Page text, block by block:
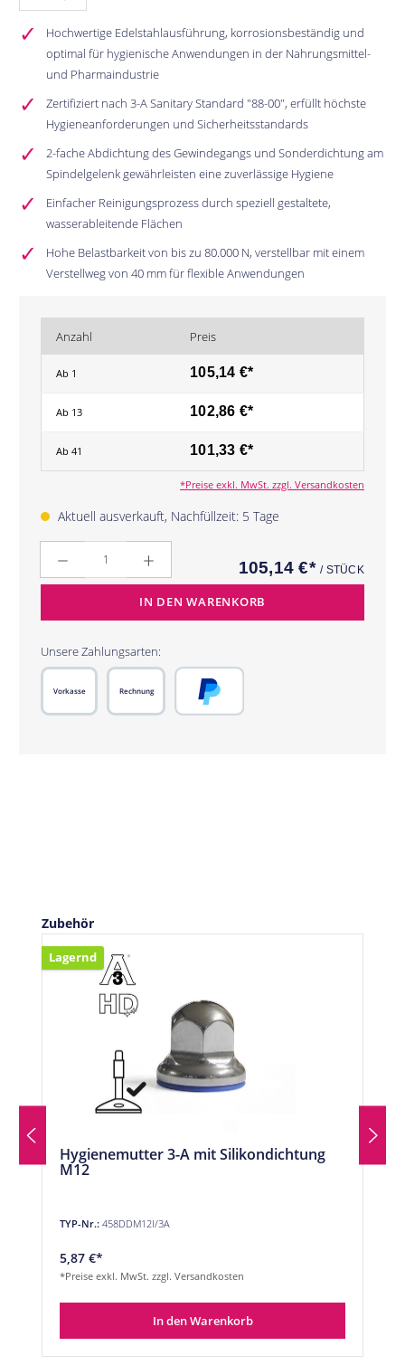
Hochwertige Edelstahlausführung, korrosionsbeständig und
optimal für hygienische Anwendungen in der Nahrungsmittel-
und Pharmaindustrie
Zertifiziert nach 3-A Sanitary Standard "88-00", erfüllt höchste
Hygieneanforderungen und Sicherheitsstandards
2-fache Abdichtung des Gewindegangs und Sonderdichtung am
Spindelgelenk gewährleisten eine zuverlässige Hygiene
Einfacher Reinigungsprozess durch speziell gestaltete,
wasserableitende Flächen
Hohe Belastbarkeit von bis zu 80.000 N, verstellbar mit einem
Verstellweg von 40 mm für flexible Anwendungen
Anzahl Preis
Ab 1 105,14 €*
Ab 13 102,86 €*
Ab 41 101,33 €*
*Preise exkl. MwSt. zzgl. Versandkosten
Aktuell ausverkauft, Nachfüllzeit: 5 Tage
105,14 €*/ STÜCK
IN DEN WARENKORB
Unsere Zahlungsarten:
Rechnung
Vorkasse
Produktgalerie überspringen
Zubehör
Lagernd
Hygienemutter 3-A mit Silikondichtung
M12
TYP-Nr.:458DDM12I/3A
5,87 €*
*Preise exkl. MwSt. zzgl. Versandkosten
In den Warenkorb